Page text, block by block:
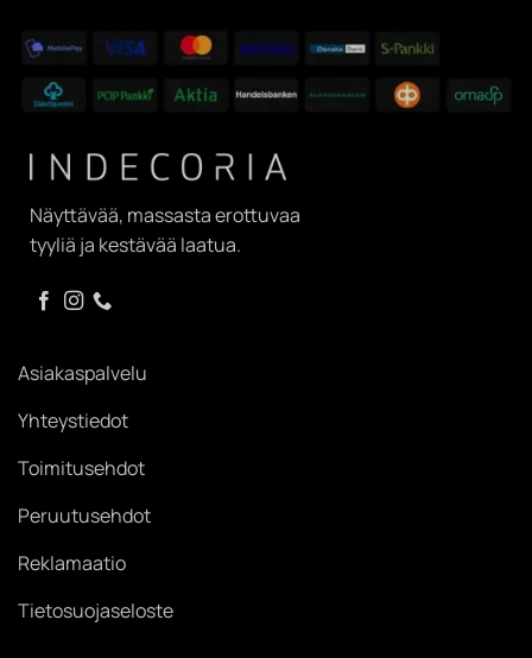
Näyttävää, massasta erottuvaa
tyyliä ja kestävää laatua.
Asiakaspalvelu
Yhteystiedot
Toimitusehdot
Peruutusehdot
Reklamaatio
Tietosuojaseloste